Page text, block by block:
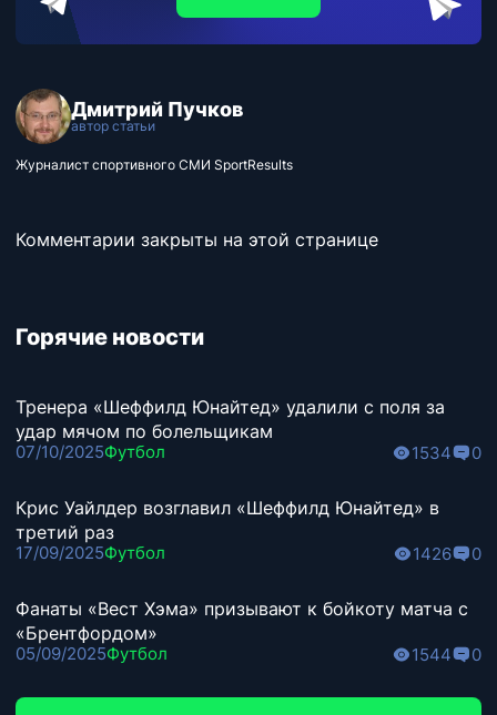
Дмитрий Пучков
автор статьи
Журналист спортивного СМИ SportResults
Комментарии закрыты на этой странице
Горячие новости
Тренера «Шеффилд Юнайтед» удалили с поля за
удар мячом по болельщикам
07/10/2025Футбол 1534 0
Крис Уайлдер возглавил «Шеффилд Юнайтед» в
третий раз
17/09/2025Футбол 1426 0
Фанаты «Вест Хэма» призывают к бойкоту матча с
«Брентфордом»
05/09/2025Футбол 1544 0